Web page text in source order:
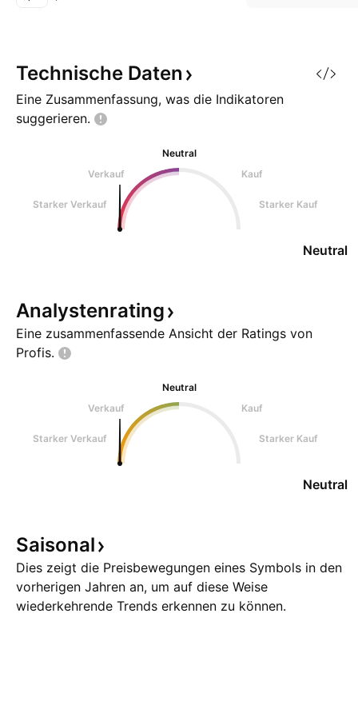
Nordic Semiconductor ist an sein
Technische Daten
Eine Zusammenfassung, was die Indikatoren
suggerieren.
Neutral
Verkauf
Kauf
Starker Verkauf Starker Kauf
Neutral
Analystenrating
Eine zusammenfassende Ansicht der Ratings von
Profis.
Neutral
Verkauf
Kauf
Starker Verkauf Starker Kauf
Neutral
Saisonal
Dies zeigt die Preisbewegungen eines Symbols in den
vorherigen Jahren an, um auf diese Weise
wiederkehrende Trends erkennen zu können.